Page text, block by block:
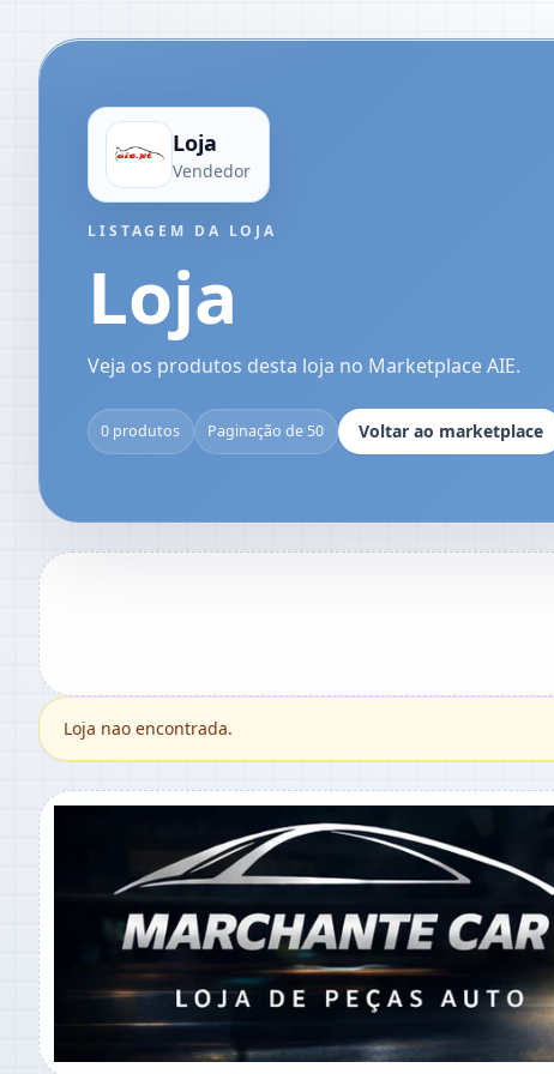
Loja
Vendedor
LISTAGEM DA LOJA
Loja
Veja os produtos desta loja no Marketplace AIE.
0 produtos Paginação de 50 Voltar ao marketplace
Loja nao encontrada.